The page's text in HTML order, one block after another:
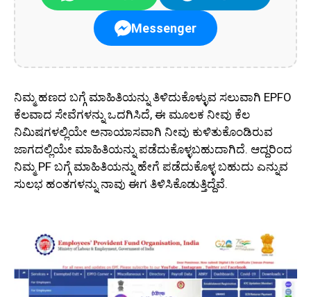
Messenger
ನಿಮ್ಮ ಹಣದ ಬಗ್ಗೆ ಮಾಹಿತಿಯನ್ನು ತಿಳಿದುಕೊಳ್ಳುವ ಸಲುವಾಗಿ EPFO
ಕೆಲವಾದ ಸೇವೆಗಳನ್ನು ಒದಗಿಸಿದೆ, ಈ ಮೂಲಕ ನೀವು ಕೆಲ
ನಿಮಿಷಗಳಲ್ಲಿಯೇ ಅನಾಯಾಸವಾಗಿ ನೀವು ಕುಳಿತುಕೊಂಡಿರುವ
ಜಾಗದಲ್ಲಿಯೇ ಮಾಹಿತಿಯನ್ನು ಪಡೆದುಕೊಳ್ಳಬಹುದಾಗಿದೆ. ಆದ್ದರಿಂದ
ನಿಮ್ಮ PF ಬಗ್ಗೆ ಮಾಹಿತಿಯನ್ನು ಹೇಗೆ ಪಡೆದುಕೊಳ್ಳ ಬಹುದು ಎನ್ನುವ
ಸುಲಭ ಹಂತಗಳನ್ನು ನಾವು ಈಗ ತಿಳಿಸಿಕೊಡುತ್ತಿದ್ದೆವೆ.